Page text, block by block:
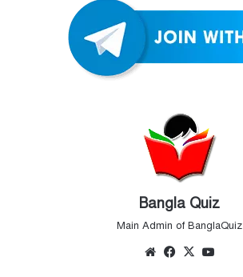
Bangla Quiz
Main Admin of BanglaQuiz
WebsiteFacebook
X